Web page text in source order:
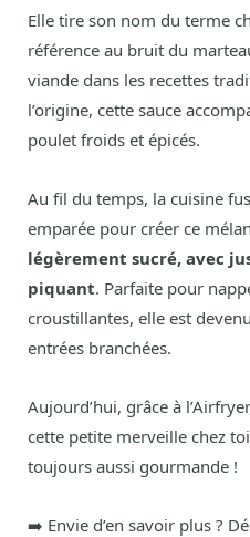
Elle tire son nom du terme
référence au bruit du
viande dans les recettes
l’origine, cette sauce
poulet froids et épicés.
Au fil du temps, la cuisine
emparée pour créer ce
légèrement sucré, avec
piquant. Parfaite pour
croustillantes, elle est
entrées branchées.
Aujourd’hui, grâce à
cette petite merveille chez
toujours aussi gourmande !
➡️ Envie d’en savoir plus ?